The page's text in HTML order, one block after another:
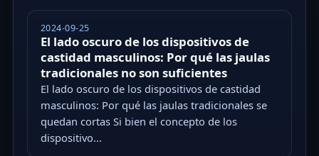
2024-09-25
El lado oscuro de los dispositivos de
castidad masculinos: Por qué las jaulas
tradicionales no son suficientes
El lado oscuro de los dispositivos de castidad
masculinos: Por qué las jaulas tradicionales se
quedan cortas Si bien el concepto de los
dispositivo...